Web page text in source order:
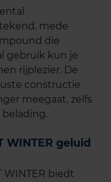
mede
die
gebruik kun je
rijplezier. De
constructie
meegaat, zelfs
WINTER geluid
WINTER biedt